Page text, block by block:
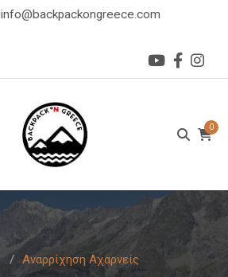
info@backpackongreece.com
0
Αναρρίχηση Αχαρνείς